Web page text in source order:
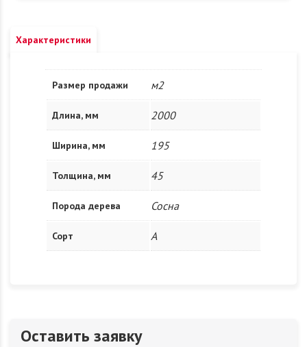
Характеристики
Размер продажи м2
Длина, мм 2000
Ширина, мм 195
Толщина, мм 45
Порода дерева Сосна
Сорт A
Оставить заявку